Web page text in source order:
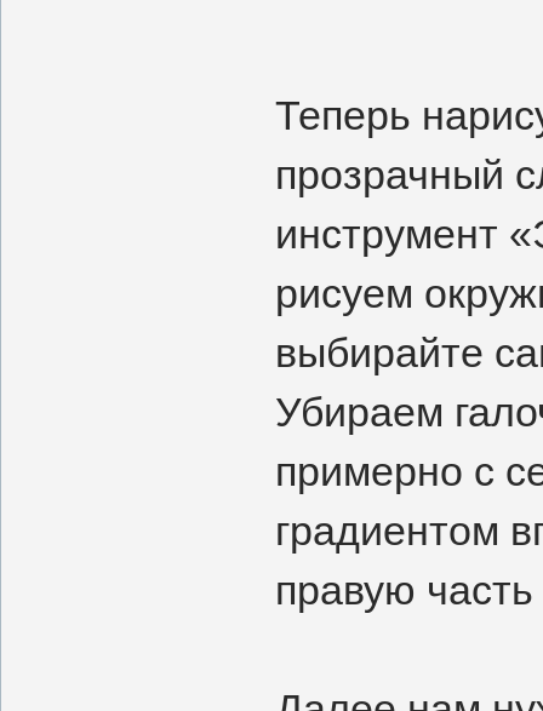
Теперь
прозрачный
инструмент
рисуем
выбирайте
Убираем
примерно с
градиентом
правую часть